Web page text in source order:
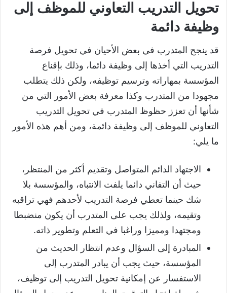
تحويل التدريب التعاوني للموظف إلى
وظيفة دائمة
قد ينجح المتدرب في بعض الأحيان في تحويل فرصة
التدريب التي أخذها إلى وظيفة دائما، وذلك بإقناع
المؤسسة بمهاراته وترسيم توظيفه، ولكن ذلك يتطلب
مجهودا من المتدرب وكذا معرفة بعض الأمور التي من
شأنها أن تعزز حظوظ المتدرب في تحويل التدريب
التعاوني للموظف إلى وظيفة دائمة، ومن أهم هذه الأمور
ما يلي:
الاجتهاد الدائم المتواصل وتقديم أكثر من المنتظر،
حيث أن التفاني دائما يلفت الانتباه، والمؤسسة بلا
شك حينما تعطي فرصة التدريب لأحدهم فهي تراقبه
وتقيمه، ولذلك يجب على المتدرب أن يكون منضبطا
ومجتهدا ومميزا وراغبا في التعلم وتطوير ذاته.
المبادرة إلى السؤال وعدم انتظار الحديث من
المؤسسة، حيث يجب أن يبادر المتدرب إلى
الاستفسار عن إمكانية تحويل التدريب إلى توظيف،